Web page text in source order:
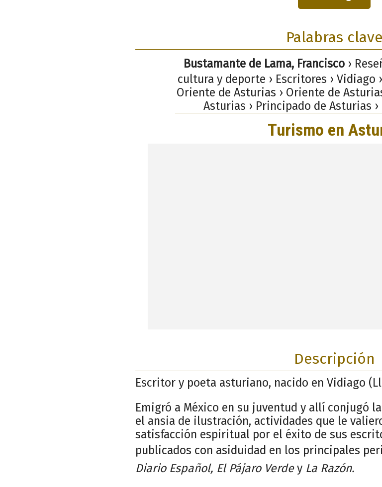
Palabras clave
Bustamante de Lama, Francisco ›
cultura y deporte › Escritores › Vidiago
Oriente de Asturias › Oriente de
Asturias › Principado de Asturias ›
Descripción
Escritor y poeta asturiano, nacido en Vidiago
Emigró a México en su juventud y allí conjugó
el ansia de ilustración, actividades que le
satisfacción espiritual por el éxito de sus
publicados con asiduidad en los principales
Diario Español, El Pájaro Verdey La Razón.